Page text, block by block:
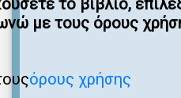
το βιβλίο,
με τους όρους
όρους χρήσης